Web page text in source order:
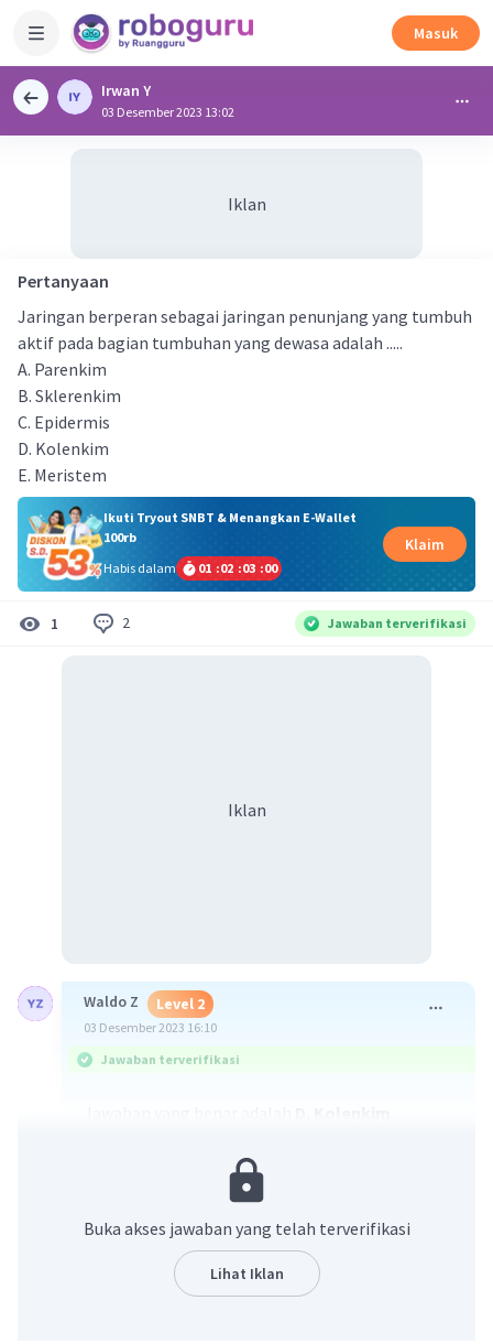
Masuk
Irwan Y
03 Desember 2023 13:02
Iklan
Pertanyaan
Jaringan berperan sebagai jaringan penunjang yang tumbuh
aktif pada bagian tumbuhan yang dewasa adalah .....
A. Parenkim
B. Sklerenkim
C. Epidermis
D. Kolenkim
E. Meristem
Ikuti Tryout SNBT & Menangkan E-Wallet
100rb
Habis dalam
01 :02 :02 :59
Klaim
1 2 Jawaban terverifikasi
Iklan
Waldo Z Level 2
03 Desember 2023 16:10
Jawaban terverifikasi
yang terdiri dari sel-sel hidup yang memiliki
dinding sel tebal dan tidak beraturan. Jaringan
kolenkim berfungsi sebagai jaringan penunjang
pada organ tumbuhan yang masih aktif
mengadakan pertumbuhan dan perkembangan.
Jaringan kolenkim dapat ditemukan pada bagian
Buka akses jawaban yang telah terverifikasi
Lihat Iklan